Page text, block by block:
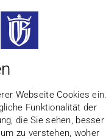
Webseite Cookies ein.
Funktionalität der
die Sie sehen, besser
zu verstehen, woher